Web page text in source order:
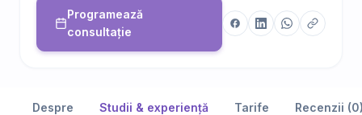
Programează
consultație
Despre Studii & experiență Tarife Recenzii